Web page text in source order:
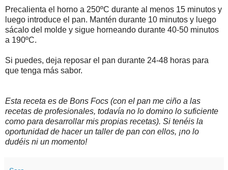
Precalienta el horno a 250ºC durante al menos 15 minutos y
luego introduce el pan. Mantén durante 10 minutos y luego
sácalo del molde y sigue horneando durante 40-50 minutos
a 190ºC.
Si puedes, deja reposar el pan durante 24-48 horas para
que tenga más sabor.
Esta receta es de Bons Focs (con el pan me ciño a las
recetas de profesionales, todavía no lo domino lo suficiente
como para desarrollar mis propias recetas). Si tenéis la
oportunidad de hacer un taller de pan con ellos, ¡no lo
dudéis ni un momento!